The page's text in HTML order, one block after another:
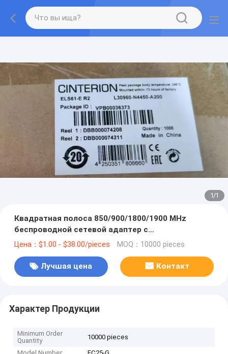
1/1
Квадратная полоса 850/900/1800/1900 MHz
беспроводной сетевой адаптер с
совместимостью Wi-Fi
Цена：$1.00 - $38.00/pieces MOQ：10000 pieces
Лучшая цена Контакт
Характер Продукции
Minimum Order
Quantity
10000 pieces